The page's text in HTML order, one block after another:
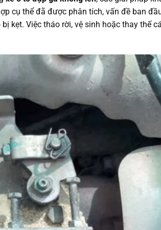
cụ thể đã được phân tích, vấn đề ban
kẹt. Việc tháo rời, vệ sinh hoặc thay thế